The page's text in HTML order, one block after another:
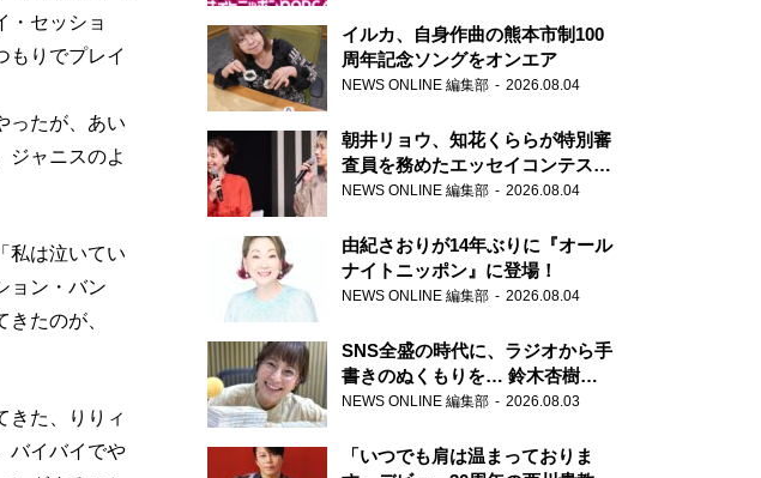
・セッショ
もりでプレイ
ったが、あい
ジャニスのよ
私は泣いてい
ョン・バン
たのが、
きた、りりィ
バイバイでや
イルカ、自身作曲の熊本市制100
周年記念ソングをオンエア
NEWS ONLINE 編集部 2026.08.04
朝井リョウ、知花くららが特別審
査員を務めたエッセイコンテスト
の特別番組「#いまあなたに伝え
NEWS ONLINE 編集部 2026.08.04
由紀さおりが14年ぶりに『オール
ナイトニッポン』に登場！
NEWS ONLINE 編集部 2026.08.04
SNS全盛の時代に、ラジオから手
書きのぬくもりを… 鈴木杏樹の
直筆はがきが届く！
郵便局
NEWS ONLINE 編集部 2026.08.03
「いつでも肩は温まっておりま